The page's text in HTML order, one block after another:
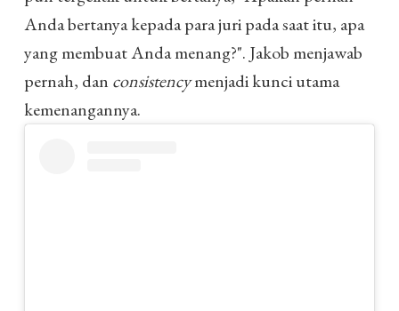
Anda bertanya kepada para juri pada saat itu, apa
yang membuat Anda menang?". Jakob menjawab
pernah, dan consistencymenjadi kunci utama
kemenangannya.